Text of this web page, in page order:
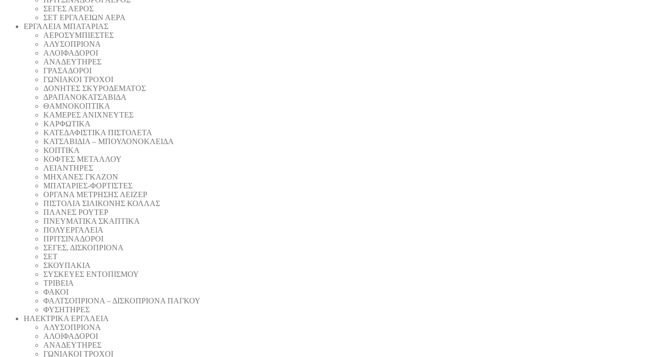
ΣΕΓΕΣ ΑΕΡΟΣ
ΣΕΤ ΕΡΓΑΛΕΙΩΝ ΑΕΡΑ
ΕΡΓΑΛΕΙΑ ΜΠΑΤΑΡΙΑΣ
AEΡΟΣΥΜΠΙΕΣΤΕΣ
AΛΥΣΟΠΡΙΟΝΑ
ΑΛΟΙΦΑΔOΡΟI
ΑΝΑΔΕΥΤΗΡΕΣ
ΓΡΑΣΑΔΟΡΟΙ
ΓΩΝΙΑΚΟΙ ΤΡΟΧΟΙ
ΔΟΝΗΤΕΣ ΣΚΥΡΟΔΕΜΑΤΟΣ
ΔΡΑΠΑΝΟΚΑΤΣΑΒΙΔΑ
ΘAΜΝΟΚΟΠΤΙΚΑ
ΚΑΜΕΡΕΣ ΑΝΙΧΝΕΥΤΕΣ
ΚΑΡΦΩΤΙΚΑ
ΚΑΤΕΔΑΦΙΣΤΙΚΑ ΠΙΣΤΟΛΕΤΑ
ΚΑΤΣΑΒΙΔΙΑ – ΜΠΟΥΛΟΝΟΚΛΕΙΔΑ
ΚΟΠΤΙΚA
ΚΟΦΤΕΣ ΜΕΤΑΛΛΟΥ
ΛΕΙΑΝΤΗΡEΣ
ΜΗΧΑΝΕΣ ΓΚΑΖΟΝ
ΜΠΑΤΑΡΙΕΣ-ΦΟΡΤΙΣΤΕΣ
ΟΡΓΑΝΑ ΜΕΤΡΗΣΗΣ ΛΕΙΖΕΡ
ΠΙΣΤΟΛΙA ΣΙΛΙΚΟΝΗΣ ΚΟΛΛΑΣ
ΠΛΑΝΕΣ ΡΟΥΤΕΡ
ΠΝΕΥΜΑΤΙΚΑ ΣΚΑΠΤΙΚΑ
ΠΟΛΥΕΡΓΑΛΕΙΑ
ΠΡΙΤΣΙΝΑΔΟΡΟΙ
ΣΕΓΕΣ, ΔΙΣΚΟΠΡΙΟΝΑ
ΣΕΤ
ΣΚΟΥΠΑΚΙΑ
ΣΥΣΚΕΥΕΣ ΕΝΤΟΠΙΣΜΟΥ
ΤΡΙΒΕΙΑ
ΦΑΚΟΙ
ΦΑΛΤΣΟΠΡΙΟΝΑ – ΔΙΣΚΟΠΡΙΟΝΑ ΠΑΓΚΟΥ
ΦΥΣΗΤΗΡΕΣ
ΗΛΕΚΤΡΙΚΑ ΕΡΓΑΛΕΙΑ
AΛΥΣΟΠΡΙΟΝΑ
ΑΛΟΙΦΑΔOΡΟI
ΑΝΑΔΕΥΤΗΡΕΣ
ΓΩΝΙΑΚΟΙ ΤΡΟΧΟΙ